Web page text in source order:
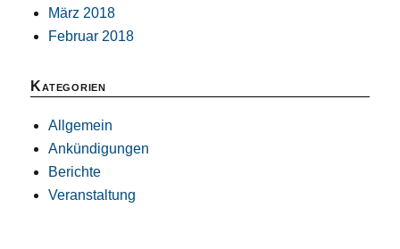
März 2018
Februar 2018
Kategorien
Allgemein
Ankündigungen
Berichte
Veranstaltung